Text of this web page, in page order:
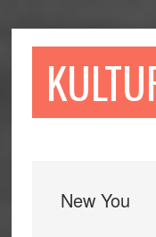
till
till
sidofältet
till
New You